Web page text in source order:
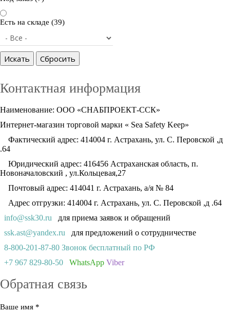
Есть на складе (39)
Контактная информация
Наименование: ООО «СНАБПРОЕКТ-ССК»
Интернет-магазин торговой марки « Sea Safety Keep»
Фактический адрес: 414004 г. Астрахань, ул. С. Перовской ,д
.64
Юридический адрес: 416456 Астраханская область, п.
Новоначаловский , ул.Кольцевая,27
Почтовый адрес: 414041 г. Астрахань, а/я № 84
Адрес отгрузки: 414004 г. Астрахань, ул. С. Перовской ,д .64
info@ssk30.ru для приема заявок и обращений
ssk.ast@yandex.ru для предложений о сотрудничестве
8-800-201-87-80 Звонок бесплатный по РФ
+7 967 829-80-50
WhatsApp Viber
Обратная связь
Ваше имя *